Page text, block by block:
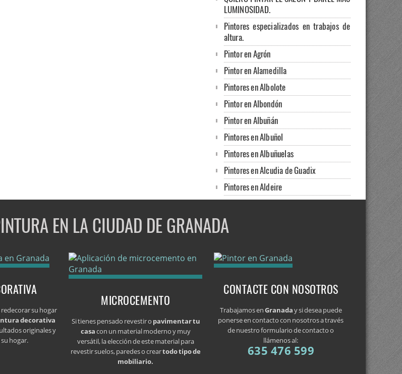
LUMINOSIDAD.
Pintores especializados en trabajos de
altura.
Pintor en Agrón
Pintor en Alamedilla
Pintores en Albolote
Pintor en Albondón
Pintor en Albuñán
Pintores en Albuñol
Pintores en Albuñuelas
Pintores en Alcudia de Guadix
Pintores en Aldeire
Pintores en Alfacar
Pintores en Algarinejo
Pintores en Alhama de Granada
Pintores en Alhendín
Pintores en Alicún de Ortega
Pintor en Almaciles
Pintor en Almuñécar
Pintores en Alpujarra de la Sierra
Pintores en Alquife
EN LA CIUDAD DE GRANADA
redecorar su hogar
decorativa
originales y
hogar.
MICROCEMENTO
Si tienes pensado revestir o pavimentar tu
casacon un material moderno y muy
versátil, la elección de este material para
revestir suelos, paredes o creartodo tipo de
mobiliario.
CONTACTE CON NOSOTROS
Trabajamos enGranaday si desea puede
ponerse en contacto con nosotros a través
de nuestro formulario de contacto o
llámenos al:
635 476 599